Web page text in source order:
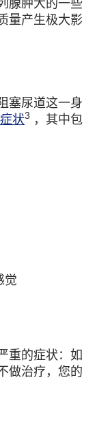
腺肿大的一些
量产生极大影
塞尿道这一身
状3 ，其中包
觉
重的症状：如
做治疗，您的